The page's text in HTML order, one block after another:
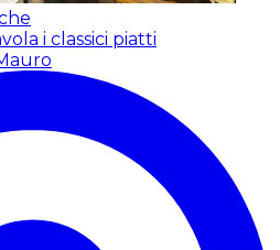
i classici piatti